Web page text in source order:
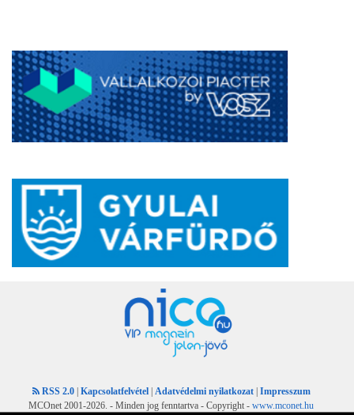
RSS 2.0 | Kapcsolatfelvétel | Adatvédelmi nyilatkozat | Impresszum
MCOnet 2001-2026. - Minden jog fenntartva - Copyright - www.mconet.hu